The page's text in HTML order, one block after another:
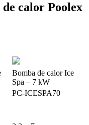
calor Poolex
Bomba de calor Ice
Spa – 7 kW
PC-ICESPA70